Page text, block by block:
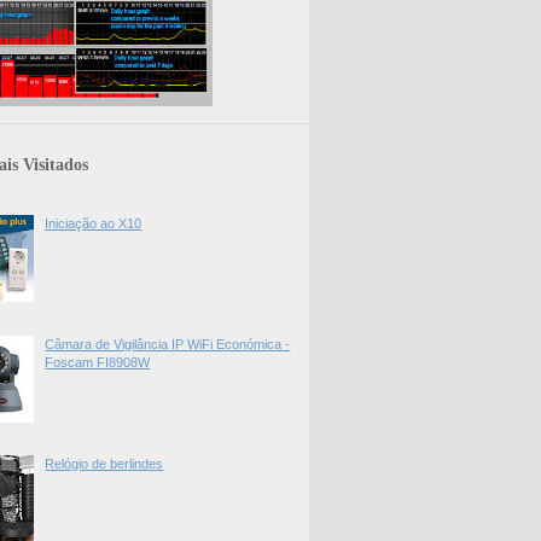
Visitados
Iniciação ao X10
Câmara de Vigilância IP WiFi Económica -
Foscam FI8908W
Relógio de berlindes